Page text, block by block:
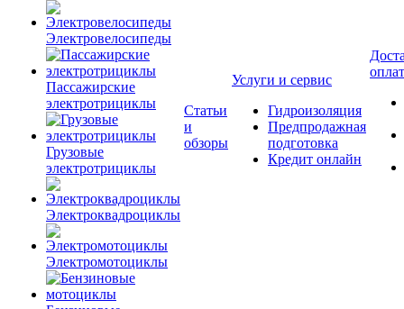
Электровелосипеды
Пассажирские
электротрициклы
Грузовые
электротрициклы
Электроквадроциклы
Электромотоциклы
Статьи
и
обзоры
Услуги и сервис
Гидроизоляция
Предпродажная
подготовка
Кредит онлайн